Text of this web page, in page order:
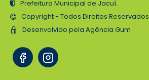
Prefeitura Municipal de Jacuí.
Copyright - Todos Direitos Reservados
Desenvolvido pela Agência Gum